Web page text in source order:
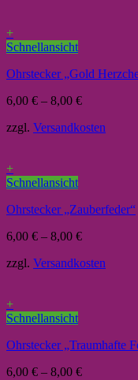
+
Schnellansicht
Ohrstecker „Gold
6,00 € – 8,00 €
zzgl. Versandkosten
+
Schnellansicht
Ohrstecker „Zauberfeder“
6,00 € – 8,00 €
zzgl. Versandkosten
+
Schnellansicht
Ohrstecker „Traumhafte
6,00 € – 8,00 €